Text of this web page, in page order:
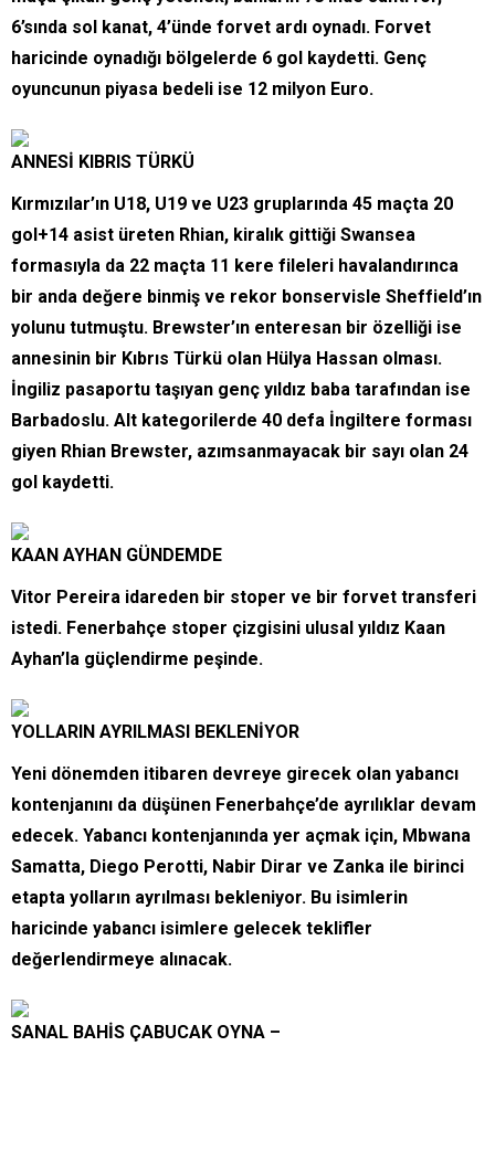
6’sında sol kanat, 4’ünde forvet ardı oynadı. Forvet
haricinde oynadığı bölgelerde 6 gol kaydetti. Genç
oyuncunun piyasa bedeli ise 12 milyon Euro.
ANNESİ KIBRIS TÜRKÜ
Kırmızılar’ın U18, U19 ve U23 gruplarında 45 maçta 20
gol+14 asist üreten Rhian, kiralık gittiği Swansea
formasıyla da 22 maçta 11 kere fileleri havalandırınca
bir anda değere binmiş ve rekor bonservisle Sheffield’ın
yolunu tutmuştu. Brewster’ın enteresan bir özelliği ise
annesinin bir Kıbrıs Türkü olan Hülya Hassan olması.
İngiliz pasaportu taşıyan genç yıldız baba tarafından ise
Barbadoslu. Alt kategorilerde 40 defa İngiltere forması
giyen Rhian Brewster, azımsanmayacak bir sayı olan 24
gol kaydetti.
KAAN AYHAN GÜNDEMDE
Vitor Pereira idareden bir stoper ve bir forvet transferi
istedi. Fenerbahçe stoper çizgisini ulusal yıldız Kaan
Ayhan’la güçlendirme peşinde.
YOLLARIN AYRILMASI BEKLENİYOR
Yeni dönemden itibaren devreye girecek olan yabancı
kontenjanını da düşünen Fenerbahçe’de ayrılıklar devam
edecek. Yabancı kontenjanında yer açmak için, Mbwana
Samatta, Diego Perotti, Nabir Dirar ve Zanka ile birinci
etapta yolların ayrılması bekleniyor. Bu isimlerin
haricinde yabancı isimlere gelecek teklifler
değerlendirmeye alınacak.
SANAL BAHİS ÇABUCAK OYNA –